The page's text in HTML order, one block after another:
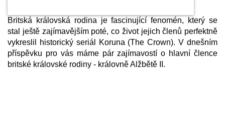
Britská královská rodina je fascinující fenomén, který se
stal ještě zajímavějším poté, co život jejich členů perfektně
vykreslil historický seriál Koruna (The Crown). V dnešním
příspěvku pro vás máme pár zajímavostí o hlavní člence
britské královské rodiny - královně Alžbětě II.